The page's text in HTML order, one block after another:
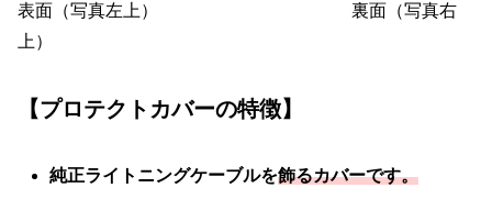
表面（写真左上） 裏面（写真右
上）
【プロテクトカバーの特徴】
純正ライトニングケーブルを飾るカバーです。